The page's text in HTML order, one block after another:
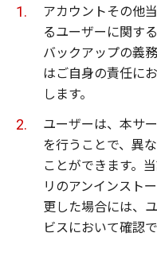
アカウントその他
るユーザーに関す
バックアップの義
はご自身の責任に
します。
ユーザーは、本サ
を行うことで、異
ことができます。
リのアンインスト
更した場合には、
ビスにおいて確認